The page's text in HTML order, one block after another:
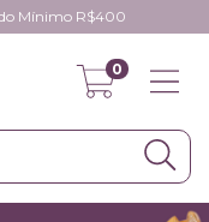
Mínimo R$400
0